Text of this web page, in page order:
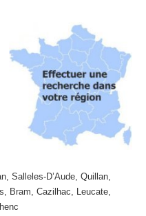
Salleles-D’Aude, Quillan,
Bram, Cazilhac, Leucate,